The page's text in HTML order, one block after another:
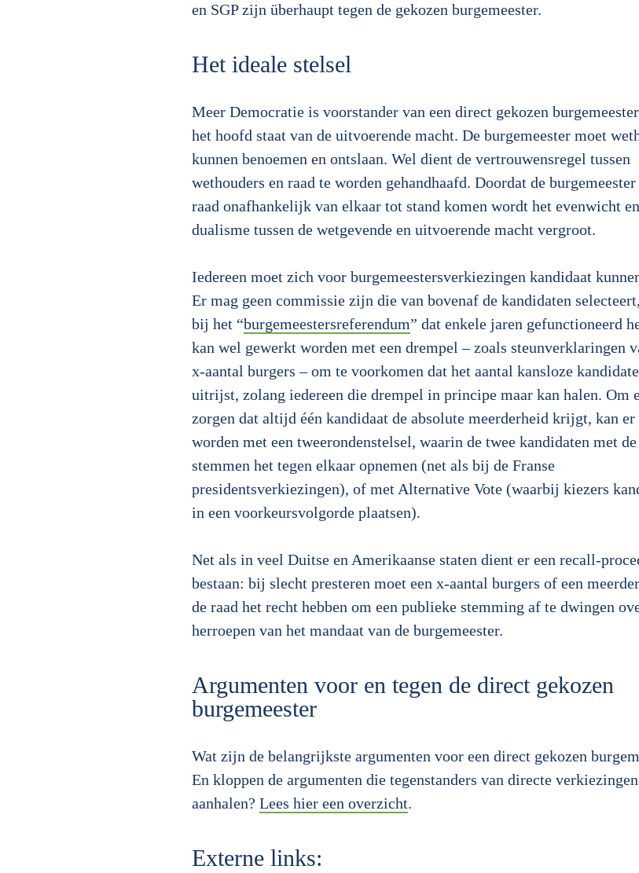
en SGP zijn überhaupt tegen de gekozen burgemeester.
Het ideale stelsel
Meer Democratie is voorstander van een direct gekozen
het hoofd staat van de uitvoerende macht. De burgemeester moet
kunnen benoemen en ontslaan. Wel dient de vertrouwensregel tussen
wethouders en raad te worden gehandhaafd. Doordat de burgemeester
raad onafhankelijk van elkaar tot stand komen wordt het evenwicht en
dualisme tussen de wetgevende en uitvoerende macht vergroot.
Iedereen moet zich voor burgemeestersverkiezingen kandidaat
Er mag geen commissie zijn die van bovenaf de kandidaten
bij het “burgemeestersreferendum” dat enkele jaren gefunctioneerd
kan wel gewerkt worden met een drempel – zoals steunverklaringen
x-aantal burgers – om te voorkomen dat het aantal kansloze
uitrijst, zolang iedereen die drempel in principe maar kan halen. Om
zorgen dat altijd één kandidaat de absolute meerderheid krijgt, kan
worden met een tweerondenstelsel, waarin de twee kandidaten met de
stemmen het tegen elkaar opnemen (net als bij de Franse
presidentsverkiezingen), of met Alternative Vote (waarbij kiezers
in een voorkeursvolgorde plaatsen).
Net als in veel Duitse en Amerikaanse staten dient er een recall-
bestaan: bij slecht presteren moet een x-aantal burgers of een
de raad het recht hebben om een publieke stemming af te dwingen
herroepen van het mandaat van de burgemeester.
Argumenten voor en tegen de direct gekozen
burgemeester
Wat zijn de belangrijkste argumenten voor een direct gekozen
En kloppen de argumenten die tegenstanders van directe
aanhalen? Lees hier een overzicht.
Externe links: